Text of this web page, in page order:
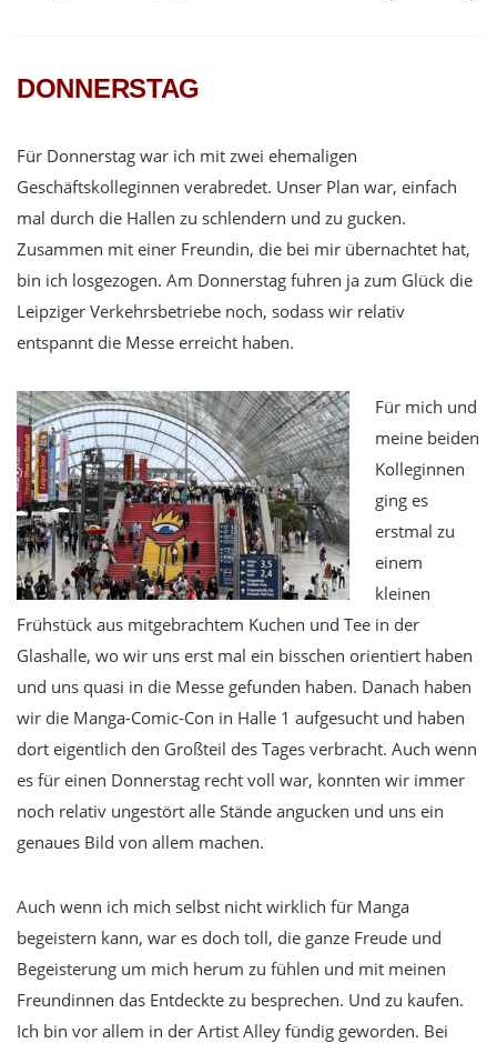
DONNERSTAG
Für Donnerstag war ich mit zwei ehemaligen
Geschäftskolleginnen verabredet. Unser Plan war, einfach
mal durch die Hallen zu schlendern und zu gucken.
Zusammen mit einer Freundin, die bei mir übernachtet hat,
bin ich losgezogen. Am Donnerstag fuhren ja zum Glück die
Leipziger Verkehrsbetriebe noch, sodass wir relativ
entspannt die Messe erreicht haben.
Für mich und
meine beiden
Kolleginnen
ging es
erstmal zu
einem
kleinen
Frühstück aus mitgebrachtem Kuchen und Tee in der
Glashalle, wo wir uns erst mal ein bisschen orientiert haben
und uns quasi in die Messe gefunden haben. Danach haben
wir die Manga-Comic-Con in Halle 1 aufgesucht und haben
dort eigentlich den Großteil des Tages verbracht. Auch wenn
es für einen Donnerstag recht voll war, konnten wir immer
noch relativ ungestört alle Stände angucken und uns ein
genaues Bild von allem machen.
Auch wenn ich mich selbst nicht wirklich für Manga
begeistern kann, war es doch toll, die ganze Freude und
Begeisterung um mich herum zu fühlen und mit meinen
Freundinnen das Entdeckte zu besprechen. Und zu kaufen.
Ich bin vor allem in der Artist Alley fündig geworden. Bei